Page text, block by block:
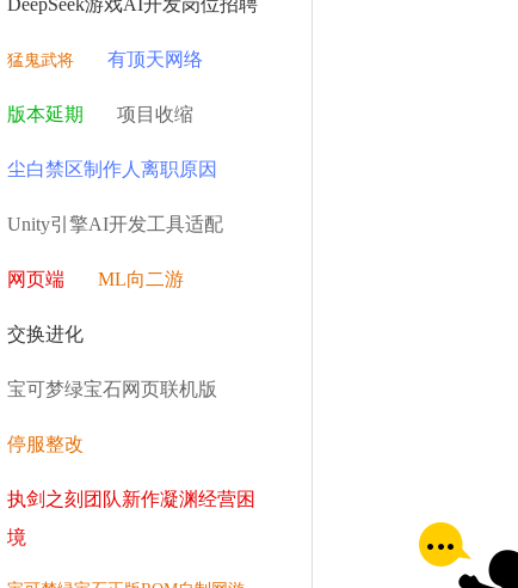
DeepSeek游戏AI开发岗位招聘
猛鬼武将 有顶天网络
版本延期 项目收缩
尘白禁区制作人离职原因
Unity引擎AI开发工具适配
网页端 ML向二游
交换进化
宝可梦绿宝石网页联机版
停服整改
执剑之刻团队新作凝渊经营困
境